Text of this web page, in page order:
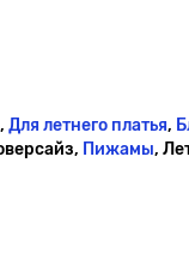
, Для летнего платья,
Пижамы,